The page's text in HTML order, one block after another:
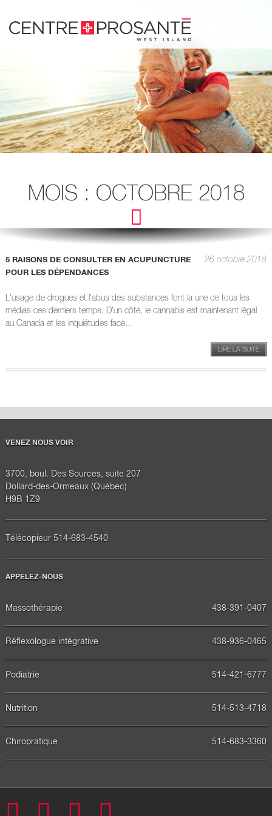
contenu.
MOIS : OCTOBRE 2018
5 RAISONS DE CONSULTER EN ACUPUNCTURE
POUR LES DÉPENDANCES
26 octobre 2018
L’usage de drogues et l’abus des substances font la une de tous les
médias ces derniers temps. D’un côté, le cannabis est maintenant légal
au Canada et les inquiétudes face…
LIRE LA SUITE
VENEZ NOUS VOIR
3700, boul. Des Sources, suite 207
Dollard-des-Ormeaux (Québec)
H9B 1Z9
Télécopieur 514-683-4540
APPELEZ-NOUS
Massothérapie 438-391-0407
Réflexologue intégrative 438-936-0465
Podiatrie 514-421-6777
Nutrition 514-513-4718
Chiropratique 514-683-3360